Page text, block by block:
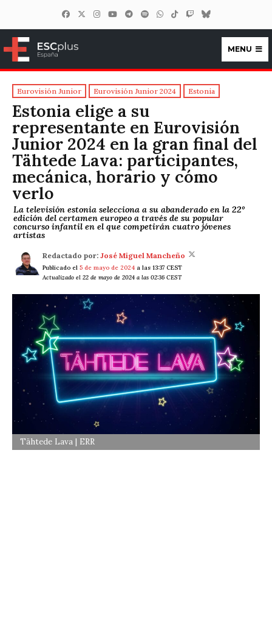
ESCplus España
MENU
Eurovisión Junior Eurovisión Junior 2024 Estonia
Estonia elige a su
representante en Eurovisión
Junior 2024 en la gran final del
Tähtede Lava: participantes,
mecánica, horario y cómo
verlo
La televisión estonia selecciona a su abanderado en la 22º
edición del certamen europeo a través de su popular
concurso infantil en el que competirán cuatro jóvenes
artistas
Redactado por: José Miguel Mancheño
Publicado el 5 de mayo de 2024 a las 13:37 CEST
Actualizado el 22 de mayo de 2024 a las 02:36 CEST
Tähtede Lava | ERR